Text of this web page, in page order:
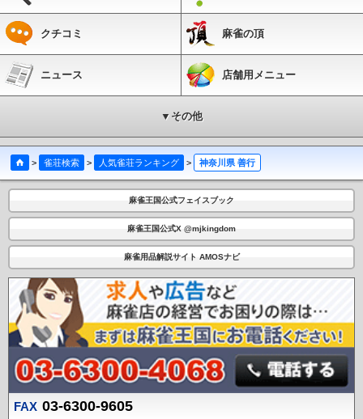
クチコミ 麻雀の頂
ニュース 店舗用メニュー
▼その他
> 雀荘検索 > 人気雀荘ランキング > 神奈川県 善行
麻雀王国公式フェイスブック
麻雀王国公式X @mjkingdom
麻雀用品解説サイト AMOSナビ
FAX 03-6300-9605